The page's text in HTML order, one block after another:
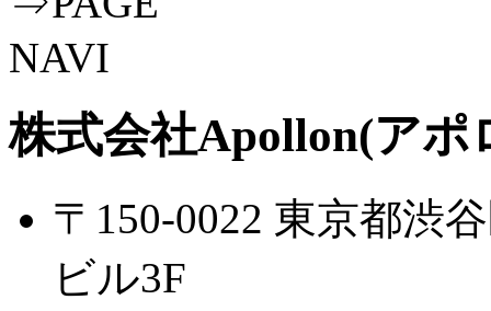
株式会社Apollon(アポ
〒150-0022 東京都渋
ビル3F